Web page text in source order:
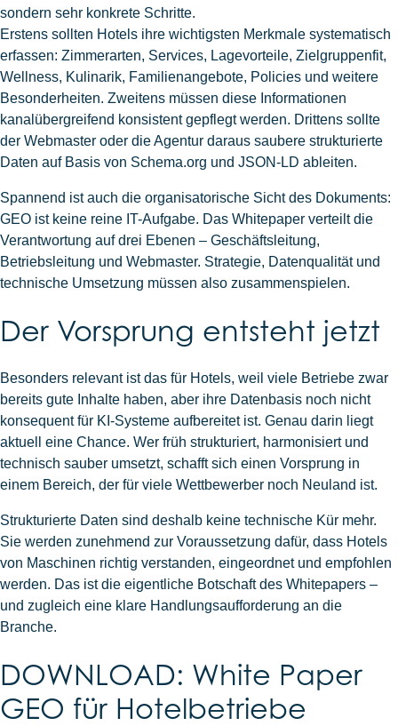
sondern sehr konkrete Schritte.
Erstens sollten Hotels ihre wichtigsten Merkmale systematisch
erfassen: Zimmerarten, Services, Lagevorteile, Zielgruppenfit,
Wellness, Kulinarik, Familienangebote, Policies und weitere
Besonderheiten. Zweitens müssen diese Informationen
kanalübergreifend konsistent gepflegt werden. Drittens sollte
der Webmaster oder die Agentur daraus saubere strukturierte
Daten auf Basis von Schema.org und JSON-LD ableiten.
Spannend ist auch die organisatorische Sicht des Dokuments:
GEO ist keine reine IT-Aufgabe. Das Whitepaper verteilt die
Verantwortung auf drei Ebenen – Geschäftsleitung,
Betriebsleitung und Webmaster. Strategie, Datenqualität und
technische Umsetzung müssen also zusammenspielen.
Der Vorsprung entsteht jetzt
Besonders relevant ist das für Hotels, weil viele Betriebe zwar
bereits gute Inhalte haben, aber ihre Datenbasis noch nicht
konsequent für KI-Systeme aufbereitet ist. Genau darin liegt
aktuell eine Chance. Wer früh strukturiert, harmonisiert und
technisch sauber umsetzt, schafft sich einen Vorsprung in
einem Bereich, der für viele Wettbewerber noch Neuland ist.
Strukturierte Daten sind deshalb keine technische Kür mehr.
Sie werden zunehmend zur Voraussetzung dafür, dass Hotels
von Maschinen richtig verstanden, eingeordnet und empfohlen
werden. Das ist die eigentliche Botschaft des Whitepapers –
und zugleich eine klare Handlungsaufforderung an die
Branche.
DOWNLOAD: White Paper
GEO für Hotelbetriebe